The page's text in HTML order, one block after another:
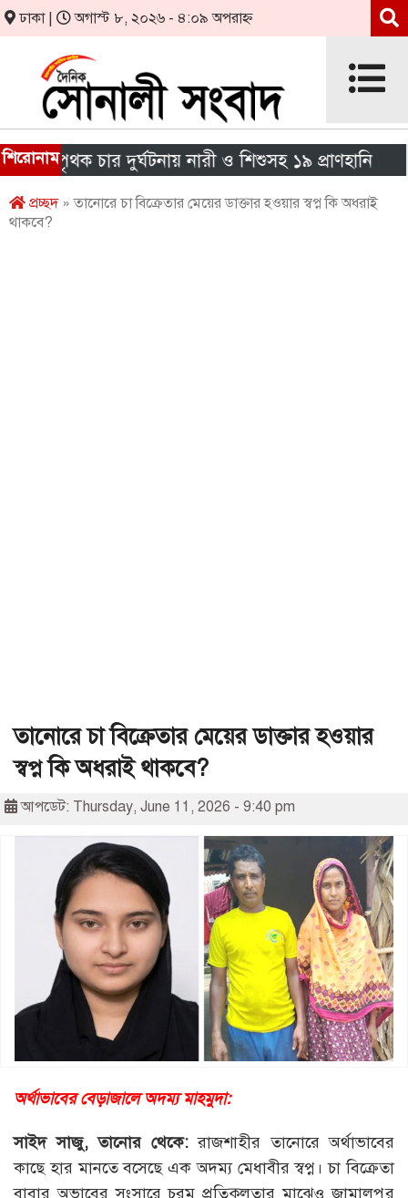
ঢাকা | অগাস্ট ৮, ২০২৬ - ৪:০৯ অপরাহ্ন
শিরোনাম
পৃথক চার দুর্ঘটনায় নারী ও শিশুসহ ১৯ প্রাণহানি
প্রচ্ছদ» তানোরে চা বিক্রেতার মেয়ের ডাক্তার হওয়ার স্বপ্ন কি অধরাই
থাকবে?
তানোরে চা বিক্রেতার মেয়ের ডাক্তার হওয়ার
স্বপ্ন কি অধরাই থাকবে?
আপডেট: Thursday, June 11, 2026 - 9:40 pm
অর্থাভাবের বেড়াজালে অদম্য মাহমুদা:
সাইদ সাজু, তানোর থেকে:রাজশাহীর তানোরে অর্থাভাবের
কাছে হার মানতে বসেছে এক অদম্য মেধাবীর স্বপ্ন। চা বিক্রেতা
বাবার অভাবের সংসারে চরম প্রতিকূলতার মাঝেও জামালপুর